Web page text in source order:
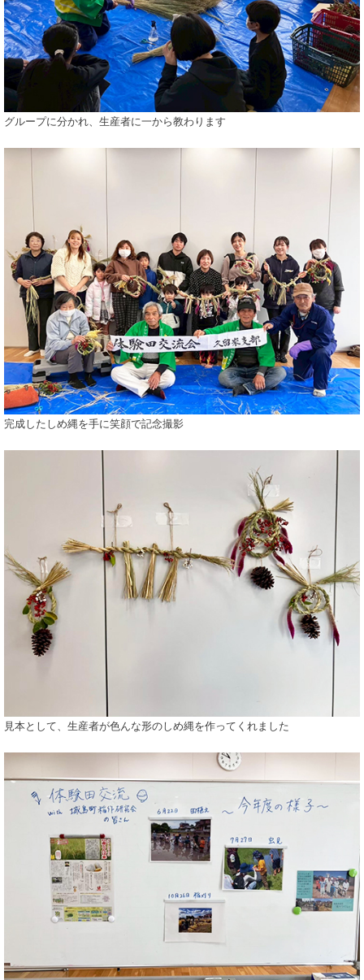
グループに分かれ、生産者に一から教わります
完成したしめ縄を手に笑顔で記念撮影
見本として、生産者が色んな形のしめ縄を作ってくれました